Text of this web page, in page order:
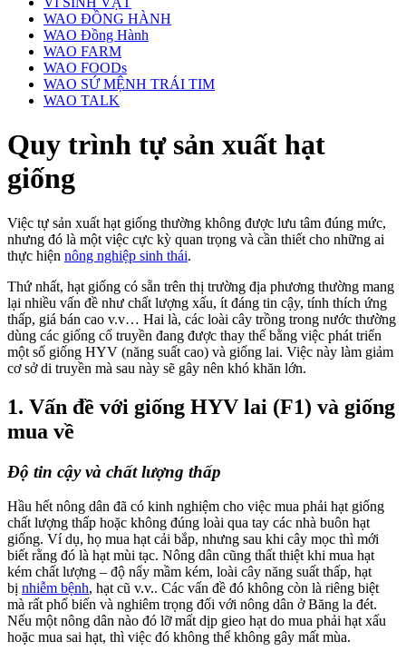
WAO ĐỒNG HÀNH
WAO Đồng Hành
WAO FARM
WAO FOODs
WAO SỨ MỆNH TRÁI TIM
WAO TALK
Quy trình tự sản xuất hạt
giống
Việc tự sản xuất hạt giống thường không được lưu tâm đúng mức,
nhưng đó là một việc cực kỳ quan trọng và cần thiết cho những ai
thực hiện nông nghiệp sinh thái.
Thứ nhất, hạt giống có sẵn trên thị trường địa phương thường mang
lại nhiều vấn đề như chất lượng xấu, ít đáng tin cậy, tính thích ứng
thấp, giá bán cao v.v… Hai là, các loài cây trồng trong nước thường
dùng các giống cổ truyền đang được thay thế bằng việc phát triển
một số giống HYV (năng suất cao) và giống lai. Việc này làm giảm
cơ sở di truyền mà sau này sẽ gây nên khó khăn lớn.
1. Vấn đề với giống HYV lai (F1) và giống
mua về
Độ tin cậy và chất lượng thấp
Hầu hết nông dân đã có kinh nghiệm cho việc mua phải hạt giống
chất lượng thấp hoặc không đúng loài qua tay các nhà buôn hạt
giống. Ví dụ, họ mua hạt cải bắp, nhưng sau khi cây mọc thì mới
biết rằng đó là hạt mùi tạc. Nông dân cũng thất thiệt khi mua hạt
kém chất lượng – độ nẩy mầm kém, loài cây năng suất thấp, hạt
bị nhiễm bệnh, hạt cũ v.v.. Các vấn đề đó không còn là riêng biệt
mà rất phổ biến và nghiêm trọng đối với nông dân ở Băng la đét.
Nếu một nông dân nào đó lỡ mất dịp gieo hạt do mua phải hạt xấu
hoặc mua sai hạt, thì việc đó không thể không gây mất mùa.